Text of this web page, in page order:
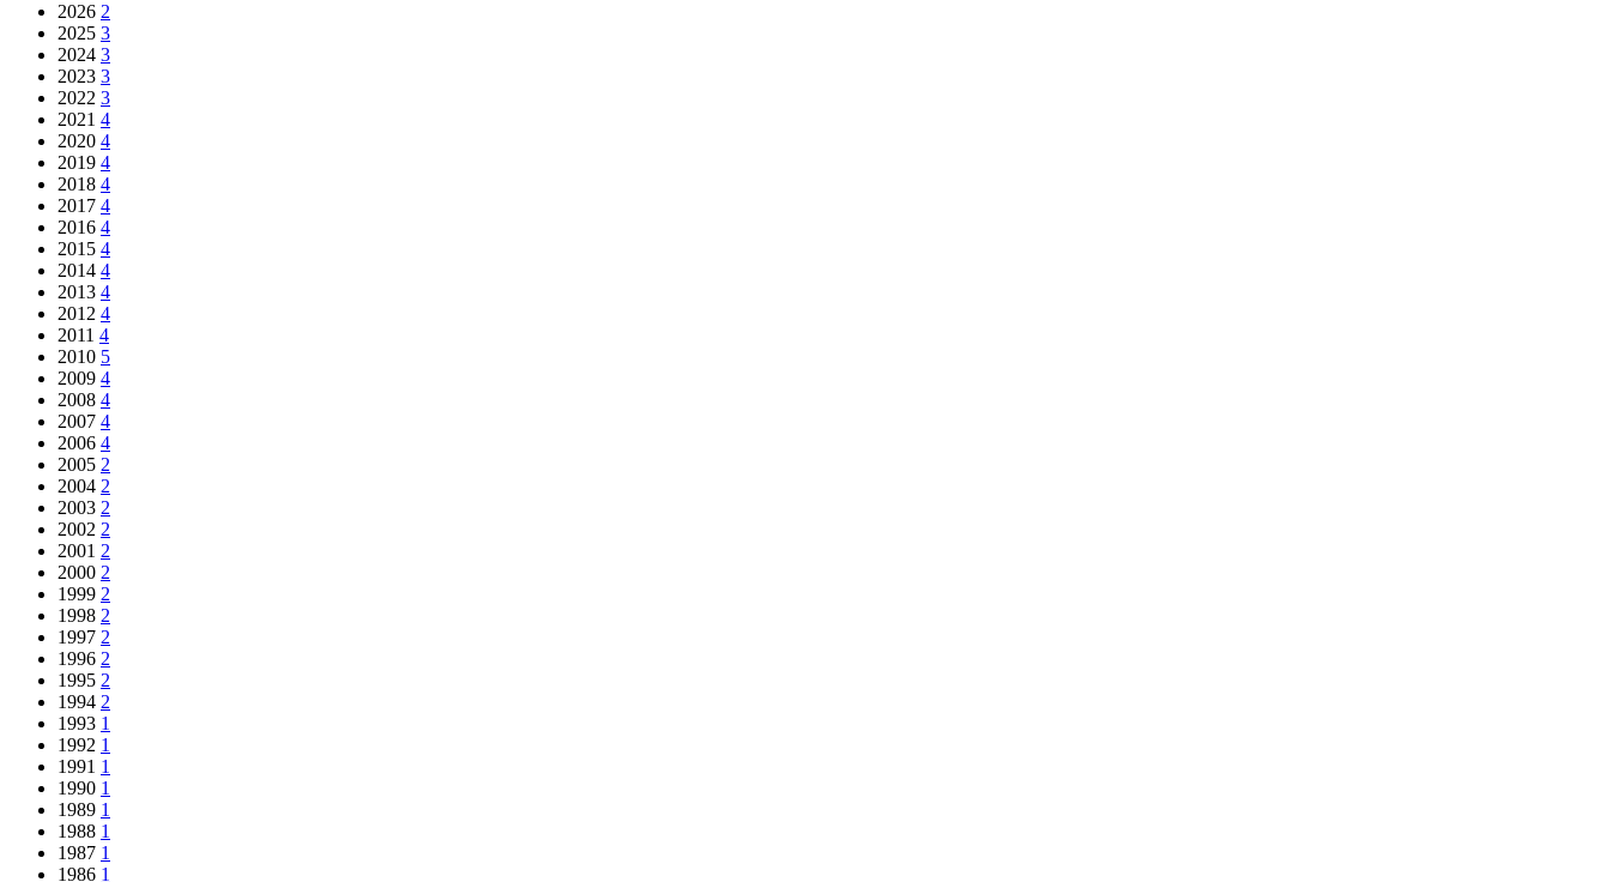
2026 2
2025 3
2024 3
2023 3
2022 3
2021 4
2020 4
2019 4
2018 4
2017 4
2016 4
2015 4
2014 4
2013 4
2012 4
2011 4
2010 5
2009 4
2008 4
2007 4
2006 4
2005 2
2004 2
2003 2
2002 2
2001 2
2000 2
1999 2
1998 2
1997 2
1996 2
1995 2
1994 2
1993 1
1992 1
1991 1
1990 1
1989 1
1988 1
1987 1
1986 1